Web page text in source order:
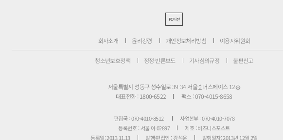
PC버전
회사소개 윤리강령 개인정보처리방침 이용자위원회
청소년보호정책 정정·반론보도 기사심의규정 불편신고
서울특별시 성동구 성수일로 39-34 서울숲더스페이스 12층
대표전화 : 1800-6522
팩스 : 070-4015-8658
편집국 : 070-4010-8512
사업본부 : 070-4010-7078
등록번호 : 서울 아 02897
제호 : 비즈니스포스트
등록일: 2013.11.13
발행·편집인 : 강석운 발행일자: 2013년 12월 2일